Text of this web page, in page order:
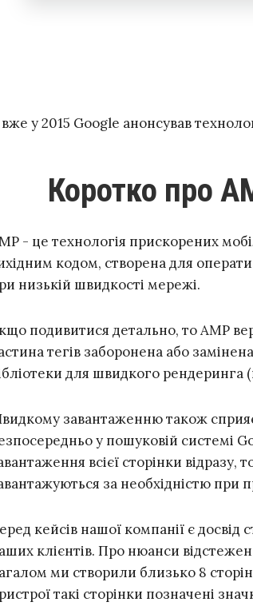
у 2015 Google анонсував
Коротко про
- це технологія прискорених
кодом, створена для
низькій швидкості мережі.
подивитися детально, то AMP
тегів заборонена або
для швидкого рендеринга
завантаженню також
у пошуковій системі
всієї сторінки відразу,
за необхідністю при
кейсів нашої компанії є досвід
клієнтів. Про нюанси
ми створили близько 8
такі сторінки позначені